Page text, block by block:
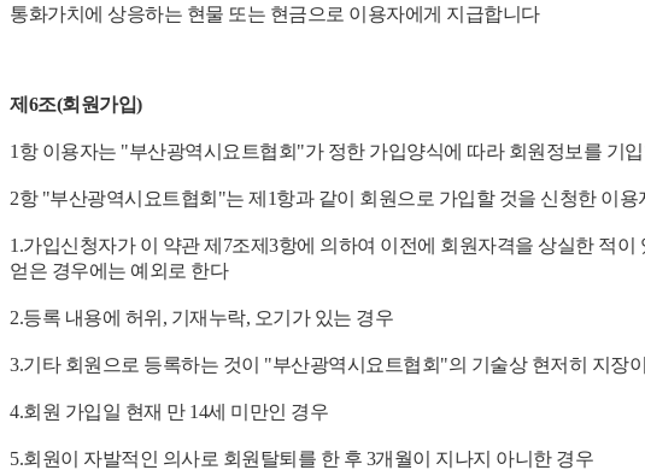
통화가치에 상응하는 현물 또는 현금으로 이용자에게 지급합니다
제6조(회원가입)
1항 이용자는 "부산광역시요트협회"가 정한 가입양식에 따라 회원정보를 기
2항 "부산광역시요트협회"는 제1항과 같이 회원으로 가입할 것을 신청한 이
1.가입신청자가 이 약관 제7조제3항에 의하여 이전에 회원자격을 상실한 적
얻은 경우에는 예외로 한다
2.등록 내용에 허위, 기재누락, 오기가 있는 경우
3.기타 회원으로 등록하는 것이 "부산광역시요트협회"의 기술상 현저히 지장
4.회원 가입일 현재 만 14세 미만인 경우
5.회원이 자발적인 의사로 회원탈퇴를 한 후 3개월이 지나지 아니한 경우